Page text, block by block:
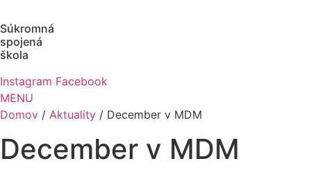
na
obsah
Súkromná
spojená
škola
Instagram Facebook
MENU
Domov / Aktuality / December v MDM
December v MDM